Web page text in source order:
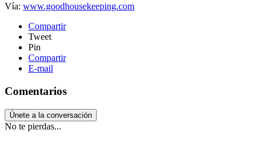
Vía: www.goodhousekeeping.com
Compartir
Tweet
Pin
Compartir
E-mail
Comentarios
Únete a la conversación
No te pierdas...